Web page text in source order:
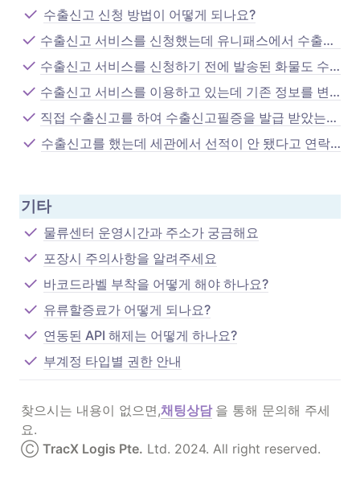
수출신고 신청 방법이 어떻게 되나요?
수출신고 서비스를 신청했는데 유니패스에서 수출신고필증이 조회되지 않아요.
수출신고 서비스를 신청하기 전에 발송된 화물도 수출신고 가능한가요?
수출신고 서비스를 이용하고 있는데 기존 정보를 변경/해지 하고 싶어요.
직접 수출신고를 하여 수출신고필증을 발급 받았는데 어떻게 처리해야 하나요?
수출신고를 했는데 세관에서 선적이 안 됐다고 연락이 왔어요.
기타
물류센터 운영시간과 주소가 궁금해요
포장시 주의사항을 알려주세요
바코드라벨 부착을 어떻게 해야 하나요?
유류할증료가 어떻게 되나요?
연동된 API 해제는 어떻게 하나요?
부계정 타입별 권한 안내
찾으시는 내용이 없으면,채팅상담 을 통해 문의해 주세
요.
Ⓒ TracX Logis Pte. Ltd. 2024. All right reserved.